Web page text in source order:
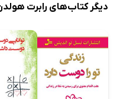
دیگر کتاب‌های رابرت